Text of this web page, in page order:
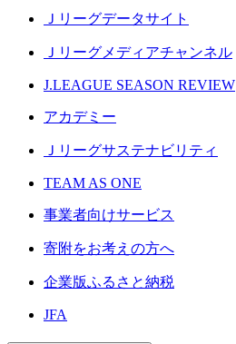
Ｊリーグデータサイト
Ｊリーグメディアチャンネル
J.LEAGUE SEASON REVIEW
アカデミー
Ｊリーグサステナビリティ
TEAM AS ONE
事業者向けサービス
寄附をお考えの方へ
企業版ふるさと納税
JFA